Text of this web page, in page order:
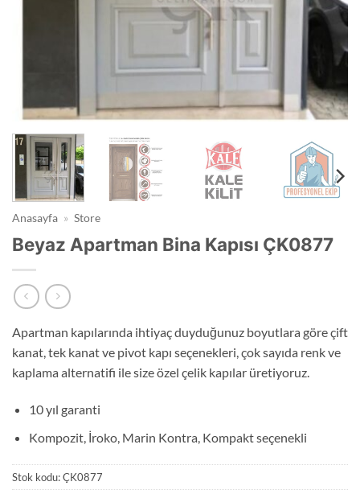
Anasayfa » Store
Beyaz Apartman Bina Kapısı ÇK0877
Apartman kapılarında ihtiyaç duyduğunuz boyutlara göre çift
kanat, tek kanat ve pivot kapı seçenekleri, çok sayıda renk ve
kaplama alternatifi ile size özel çelik kapılar üretiyoruz.
10 yıl garanti
Kompozit, İroko, Marin Kontra, Kompakt seçenekli
Stok kodu:ÇK0877